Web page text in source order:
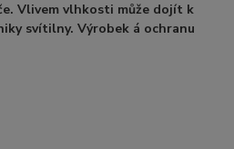
Vlivem vlhkosti může dojít k
svítilny. Výrobek á ochranu